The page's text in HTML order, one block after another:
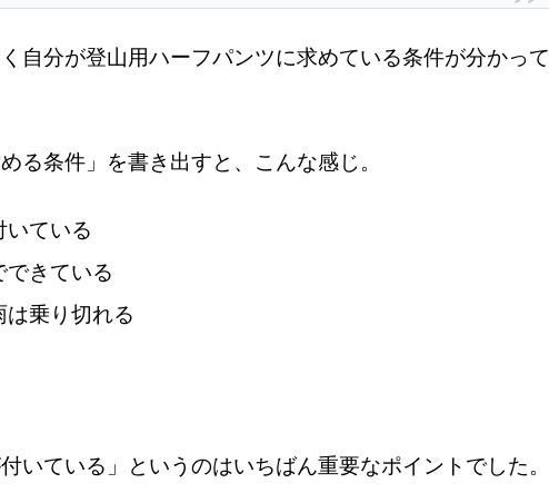
自分が登山用ハーフパンツに求めている条件が分かって
る条件」を書き出すと、こんな感じ。
いている
きている
乗り切れる
いている」というのはいちばん重要なポイントでした。